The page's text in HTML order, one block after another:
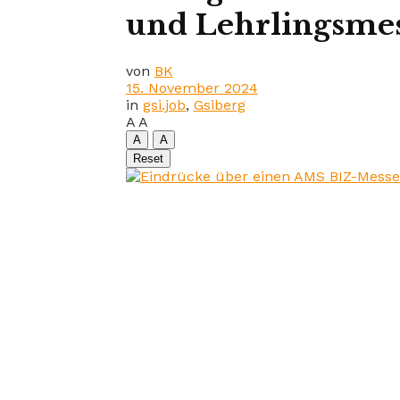
und
von BK
15. November 2024
in gsi.job, Gsiberg
A A
A
A
Reset